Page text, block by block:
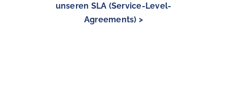
unseren SLA (Service-Level-
Agreements) >